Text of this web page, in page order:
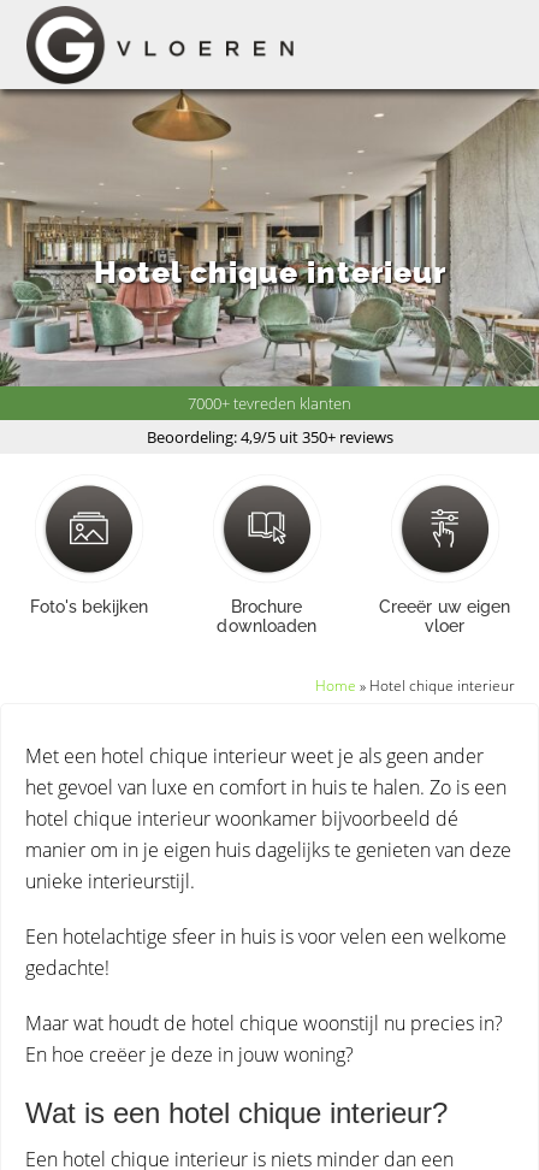
Hotel chique interieur
Foto's bekijken
Brochure
downloaden
Creeër uw eigen
vloer
7000+ tevreden klanten
Beoordeling: 4,9/5 uit 350+ reviews
Home » Hotel chique interieur
Met een hotel chique interieur weet je als geen ander
het gevoel van luxe en comfort in huis te halen. Zo is een
hotel chique interieur woonkamer bijvoorbeeld dé
manier om in je eigen huis dagelijks te genieten van deze
unieke interieurstijl.
Een hotelachtige sfeer in huis is voor velen een welkome
gedachte!
Maar wat houdt de hotel chique woonstijl nu precies in?
En hoe creëer je deze in jouw woning?
Wat is een hotel chique interieur?
Een hotel chique interieur is niets minder dan een